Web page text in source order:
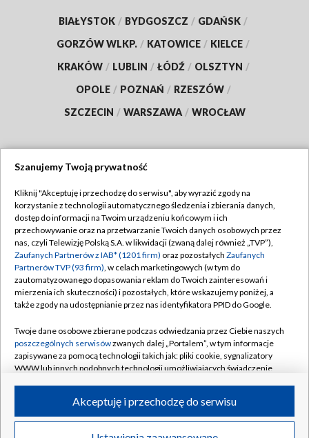
BIAŁYSTOK / BYDGOSZCZ / GDAŃSK /
GORZÓW WLKP. / KATOWICE / KIELCE /
KRAKÓW / LUBLIN / ŁÓDŹ / OLSZTYN /
OPOLE / POZNAŃ / RZESZÓW /
SZCZECIN / WARSZAWA / WROCŁAW
TVP
Abonament TVP
Emisja w TVP
Centrum informacji TVP
Naziemna Telewizja Cyfrowa
Rada Programowa
System NOS
Informacje o nadawcy
Program dla prasy
Regulamin TVP
Polityka prywatności
Moje zgody
Pomoc
Kontakt
Kanały
©2026 Telewizja Polska S.A. w likwidacji
Szanujemy Twoją prywatność
Kliknij "Akceptuję i przechodzę do serwisu", aby wyrazić zgody na
korzystanie z technologii automatycznego śledzenia i zbierania danych,
dostęp do informacji na Twoim urządzeniu końcowym i ich
przechowywanie oraz na przetwarzanie Twoich danych osobowych przez
nas, czyli Telewizję Polską S.A. w likwidacji (zwaną dalej również „TVP”),
Zaufanych Partnerów z IAB* (1201 firm) oraz pozostałych Zaufanych
Partnerów TVP (93 firm), w celach marketingowych (w tym do
zautomatyzowanego dopasowania reklam do Twoich zainteresowań i
mierzenia ich skuteczności) i pozostałych, które wskazujemy poniżej, a
także zgody na udostępnianie przez nas identyfikatora PPID do Google.
Twoje dane osobowe zbierane podczas odwiedzania przez Ciebie naszych
poszczególnych serwisówzwanych dalej „Portalem”, w tym informacje
zapisywane za pomocą technologii takich jak: pliki cookie, sygnalizatory
WWW lub innych podobnych technologii umożliwiających świadczenie
ruchu w Internecie.
Twoje dane osobowe zbierane podczas odwiedzania przez Ciebie
Akceptuję i przechodzę do serwisu